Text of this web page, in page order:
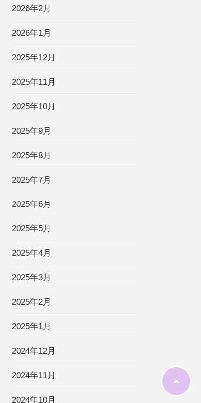
2026年2月
2026年1月
2025年12月
2025年11月
2025年10月
2025年9月
2025年8月
2025年7月
2025年6月
2025年5月
2025年4月
2025年3月
2025年2月
2025年1月
2024年12月
2024年11月
2024年10月